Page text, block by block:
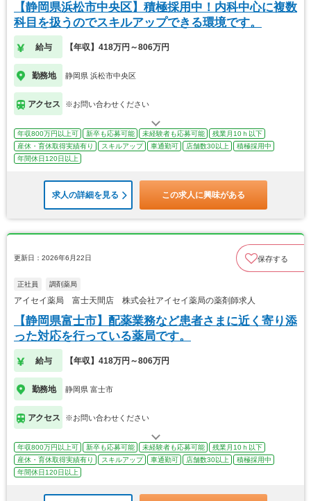
【静岡県浜松市中央区】積極採用中！内科中心に複数
科目を扱うのでスキルアップできる環境です。
給与 【年収】418万円～806万円
勤務地 静岡県 浜松市中央区
アクセス ※お問い合わせください
年収800万円以上可 新卒も応募可能 未経験者も応募可能
残業月10ｈ以下
産休・育休取得実績有り
スキルアップ 車通勤可 店舗数30以上
積極採用中
年間休日120日以上
求人の詳細を見る この求人に興味がある
更新日：2026年6月22日 保存する
正社員 調剤薬局
アイセイ薬局 富士天間店 株式会社アイセイ薬局の薬剤師求人
【静岡県富士市】配薬業務など患者さまに近く寄り添
った対応を行っている薬局です。
給与 【年収】418万円～806万円
勤務地 静岡県 富士市
アクセス ※お問い合わせください
年収800万円以上可 新卒も応募可能 未経験者も応募可能
残業月10ｈ以下
産休・育休取得実績有り
スキルアップ 車通勤可 店舗数30以上
積極採用中
年間休日120日以上